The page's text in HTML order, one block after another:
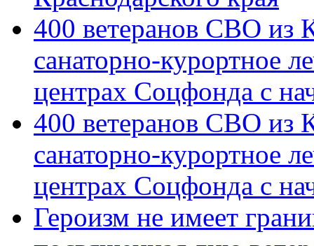
400 ветеранов СВО из
санаторно-курортное
центрах Соцфонда с
400 ветеранов СВО из
санаторно-курортное
центрах Соцфонда с
Героизм не имеет